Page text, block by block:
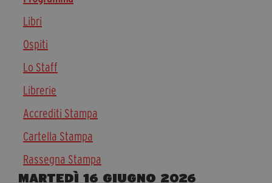
Diventa Partner
Fondazione Trame
Chi Siamo
Civico Trame
#Trameascuola
Visioni Civiche
Mostra 3D - Visioni Civiche
MARTEDÌ 16 GIUGNO 2026
Libri
Ospiti
Lo Staff
Librerie
Accrediti Stampa
Cartella Stampa
Rassegna Stampa